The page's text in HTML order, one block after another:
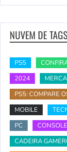
NUVEM DE TAGS
PS5
2024
PS5: COMPARE
MOBILE
PC
CADEIRA